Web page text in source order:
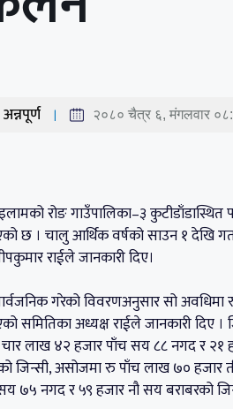
२०८० चैत्र ६, मंगलवार
रोङ गाउँपालिका–३
छ । चालु आर्थिक वर्षको साउन १ देखि
राईले जानकारी दिए।
गरेको विवरणअनुसार सो
समितिका अध्यक्ष राईले जानकारी दिए
लाख ४२ हजार पाँच सय ८८ नगद र २१
जिन्सी, असोजमा रु पाँच लाख ७० हजार
७५ नगद र ५९ हजार नौ सय बराबरको